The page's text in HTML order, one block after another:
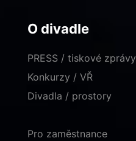
O divadle
PRESS / tiskové zprávy
Konkurzy / VŘ
Divadla / prostory
Pro zaměstnance